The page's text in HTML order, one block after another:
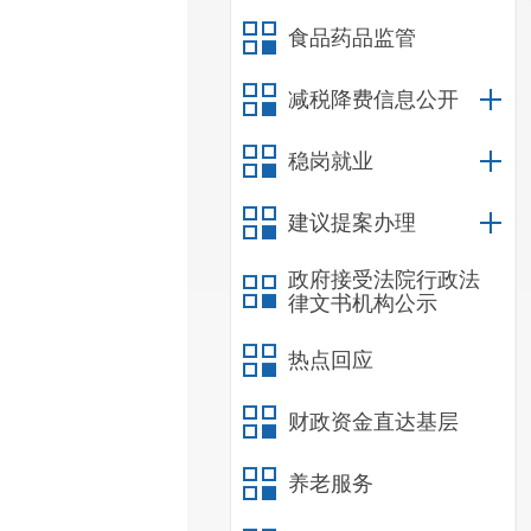
食品药品监管
减税降费信息公开
稳岗就业
建议提案办理
政府接受法院行政法
律文书机构公示
热点回应
财政资金直达基层
养老服务